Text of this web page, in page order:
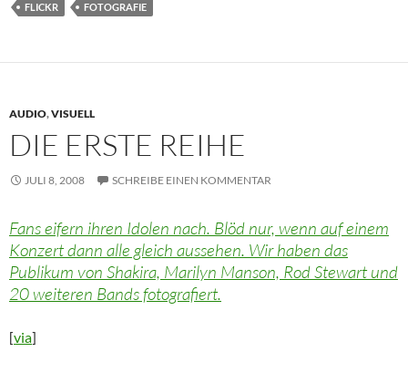
FLICKR FOTOGRAFIE
AUDIO,VISUELL
DIE ERSTE REIHE
JULI 8, 2008 SCHREIBE EINEN KOMMENTAR
Fans eifern ihren Idolen nach. Blöd nur, wenn auf einem
Konzert dann alle gleich aussehen. Wir haben das
Publikum von Shakira, Marilyn Manson, Rod Stewart und
20 weiteren Bands fotografiert.
[via]